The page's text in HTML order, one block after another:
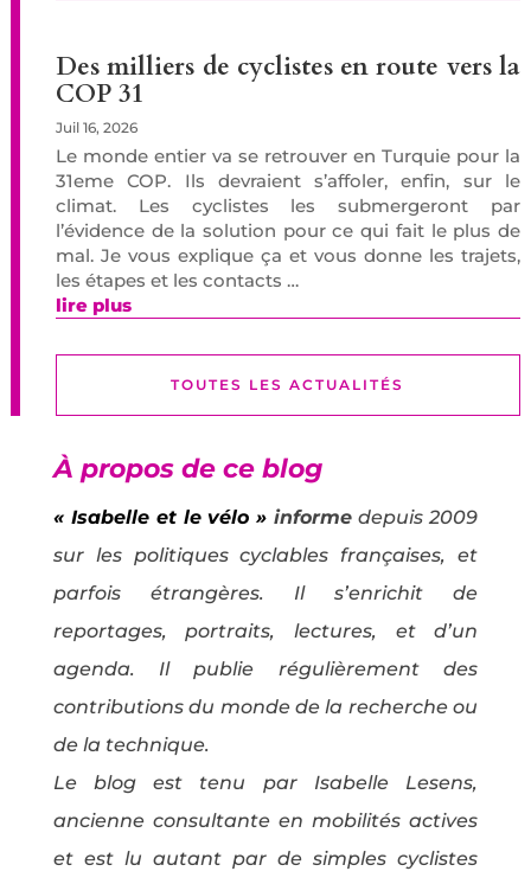
Des milliers de cyclistes en route vers la
COP 31
Juil 16, 2026
Le monde entier va se retrouver en Turquie pour la
31eme COP. Ils devraient s’affoler, enfin, sur le
climat. Les cyclistes les submergeront par
l’évidence de la solution pour ce qui fait le plus de
mal. Je vous explique ça et vous donne les trajets,
les étapes et les contacts …
lire plus
TOUTES LES ACTUALITÉS
À propos de ce blog
« Isabelle et le vélo » informe depuis 2009
sur les politiques cyclables françaises, et
parfois étrangères. Il s’enrichit de
reportages, portraits, lectures, et d’un
agenda. Il publie régulièrement des
contributions du monde de la recherche ou
de la technique.
Le blog est tenu par Isabelle Lesens,
ancienne consultante en mobilités actives
et est lu autant par de simples cyclistes